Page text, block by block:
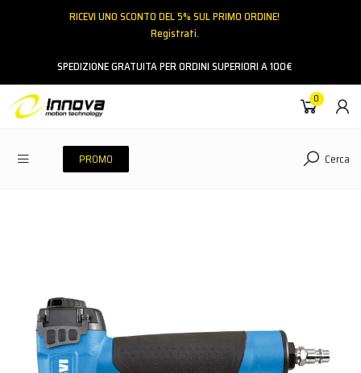
RICEVI UNO SCONTO DEL 5% SUL PRIMO ORDINE!
Registrati.
SPEDIZIONE GRATUITA PER ORDINI SUPERIORI A 100€
0
PROMO Cerca
Contattaci